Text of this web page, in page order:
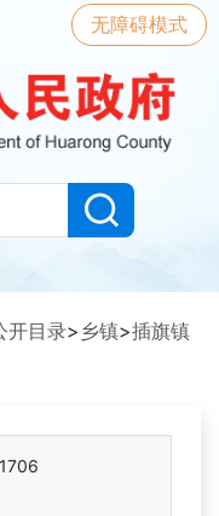
无障碍模式
开目录> 乡镇>插旗镇